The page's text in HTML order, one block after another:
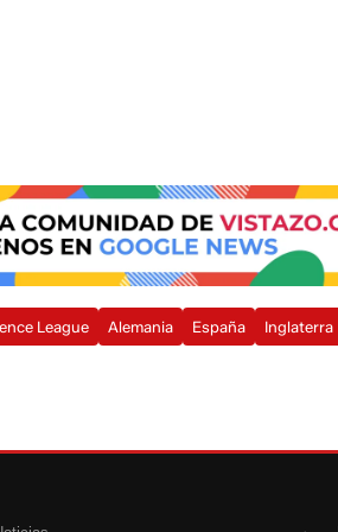
League Alemania España Inglaterra